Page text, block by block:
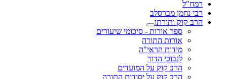
רמח"ל
רבי נחמן מברסלב
הרב קוק ותורתו
ספר אורות - סיכומי שיעורים
אורות התורה
מידות הראי"ה
לנבוכי הדור
הרב קוק על המועדים
הרב קוק על יסודות התורה